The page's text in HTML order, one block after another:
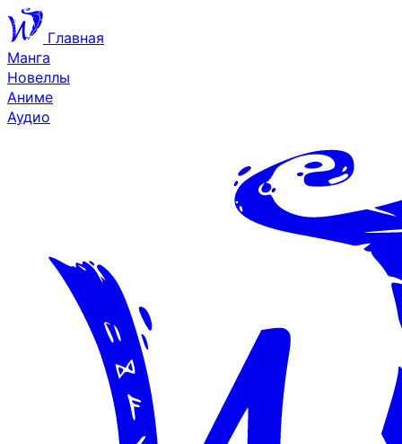
Главная
Манга
Новеллы
Аниме
Аудио